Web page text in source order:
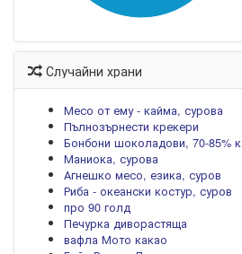
Случайни храни
Месо от ему - кайма, сурова
Пълнозърнести крекери
Бонбони шоколадови, 70-85%
Маниока, сурова
Агнешко месо, езика, суров
Риба - океански костур, суров
про 90 голд
Печурка диворастяща
вафла Мото какао